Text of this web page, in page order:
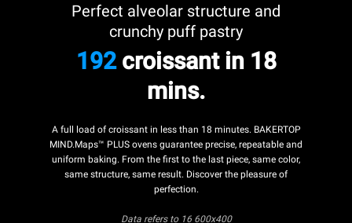
Perfect alveolar structure and
crunchy puff pastry
192croissant in 18
mins.
A full load of croissant in less than 18 minutes. BAKERTOP
MIND.Maps™ PLUS ovens guarantee precise, repeatable and
uniform baking. From the first to the last piece, same color,
same structure, same result. Discover the pleasure of
perfection.
Data refersto 16 600x400